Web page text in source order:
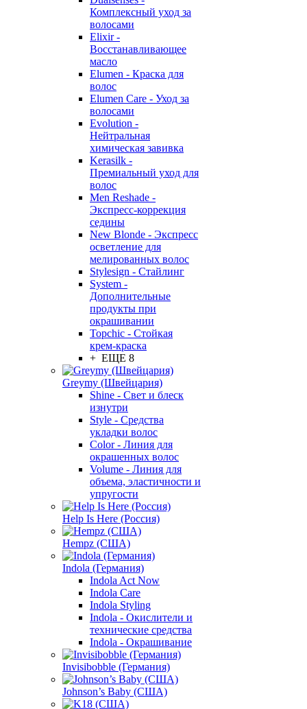
Комплексный уход за
волосами
Elixir -
Восстанавливающее
масло
Elumen - Краска для
волос
Elumen Care - Уход за
волосами
Evolution -
Нейтральная
химическая завивка
Kerasilk -
Премиальный уход для
волос
Men Reshade -
Экспресс-коррекция
седины
New Blonde - Экспресс
осветление для
мелированных волос
Stylesign - Стайлинг
System -
Дополнительные
продукты при
окрашивании
Topchic - Стойкая
крем-краска
+ ЕЩЕ 8
Greymy (Швейцария)
Shine - Свет и блеск
изнутри
Style - Средства
укладки волос
Color - Линия для
окрашенных волос
Volume - Линия для
объема, эластичности и
упругости
Help Is Here (Россия)
Hempz (США)
Indola (Германия)
Indola Act Now
Indola Care
Indola Styling
Indola - Окислители и
технические средства
Indola - Окрашивание
Invisibobble (Германия)
Johnson’s Baby (США)